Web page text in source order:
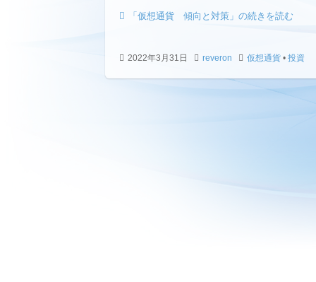
「仮想通貨 傾向と対策」の続きを読む
2022年3月31日 reveron 仮想通貨 • 投資